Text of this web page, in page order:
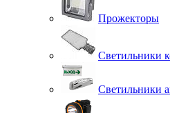
Прожекторы
Светильники
Светильники